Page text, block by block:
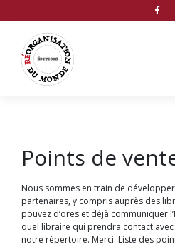
Points de
Nous sommes en train de
partenaires, y compris auprès des
pouvez d’ores et déjà communiquer
quel libraire qui prendra contact
notre répertoire. Merci. Liste des